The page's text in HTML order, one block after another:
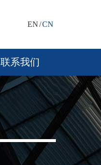
EN/CN
联系我们